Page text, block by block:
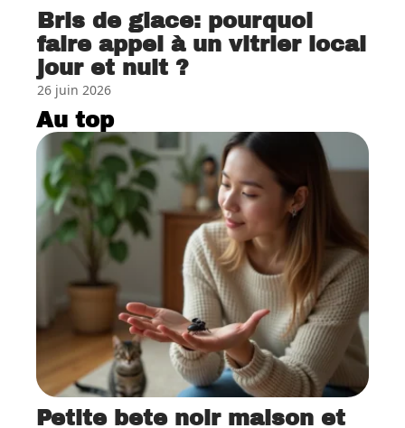
Bris de glace: pourquoi
faire appel à un vitrier local
jour et nuit ?
26 juin 2026
Au top
Petite bete noir maison et